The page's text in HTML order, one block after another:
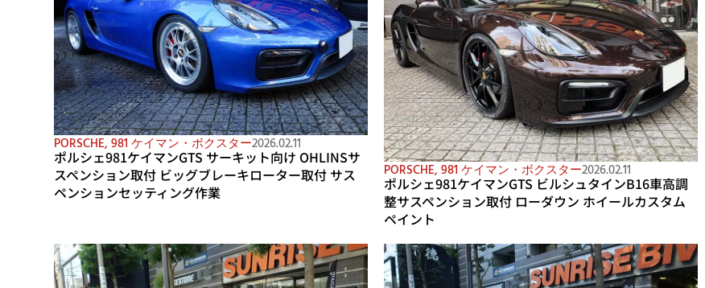
PORSCHE,981 ケイマン・ボクスター2026.02.11
ポルシェ981ケイマンGTS サーキット向け OHLINSサ
スペンション取付 ビッグブレーキローター取付 サス
ペンションセッティング作業
PORSCHE,981 ケイマン・ボクスター2026.02.11
ポルシェ981ケイマンGTS ビルシュタインB16車高調
整サスペンション取付 ローダウン ホイールカスタム
ペイント